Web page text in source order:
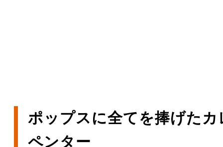
ポップスに全てを捧げたカ
ペンター